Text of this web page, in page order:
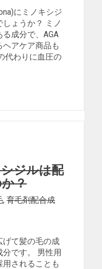
にミノキシジ
ょうか？ ミノ
成分で、AGA
アケア商品も
代わりに血圧の
ジルは配
？
, 育毛剤配合成
げて髪の毛の成
です。 男性用
されることも